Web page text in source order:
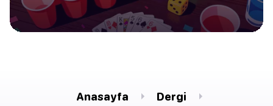
Anasayfa
Dergi